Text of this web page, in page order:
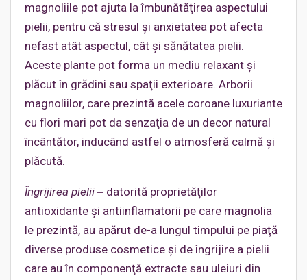
magnoliile pot ajuta la îmbunătăţirea aspectului
pielii, pentru că stresul şi anxietatea pot afecta
nefast atât aspectul, cât şi sănătatea pielii.
Aceste plante pot forma un mediu relaxant şi
plăcut în grădini sau spaţii exterioare. Arborii
magnoliilor, care prezintă acele coroane luxuriante
cu flori mari pot da senzaţia de un decor natural
încântător, inducând astfel o atmosferă calmă şi
plăcută.
Îngrijirea pielii ‒ datorită proprietăţilor
antioxidante şi antiinflamatorii pe care magnolia
le prezintă, au apărut de-a lungul timpului pe piaţă
diverse produse cosmetice şi de îngrijire a pielii
care au în componenţă extracte sau uleiuri din